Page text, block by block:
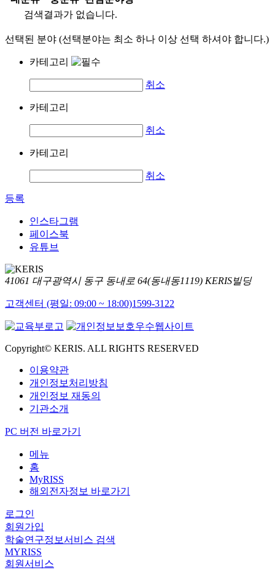
검색결과가 없습니다.
선택된 분야 (선택분야는 최소 하나 이상 선택 하셔야 합니다.)
카테고리
취소
카테고리
취소
카테고리
취소
등록
인스타그램
페이스북
유튜브
41061 대구광역시 동구 동내로 64(동내동1119) KERIS빌딩
고객센터 (평일: 09:00 ~ 18:00)1599-3122
Copyright© KERIS. ALL RIGHTS RESERVED
이용약관
개인정보처리방침
개인정보 재동의
기관소개
PC 버전 바로가기
메뉴
홈
MyRISS
해외전자정보 바로가기
로그인
회원가입
학술연구정보서비스 검색
MYRISS
회원서비스